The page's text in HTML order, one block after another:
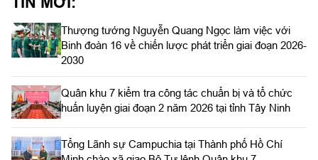
Thượng tướng Nguyễn Quang Ngọc làm việc với
Binh đoàn 16 về chiến lược phát triển giai đoạn 2026-
2030
Quân khu 7 kiểm tra công tác chuẩn bị và tổ chức
huấn luyện giai đoạn 2 năm 2026 tại tỉnh Tây Ninh
Tổng Lãnh sự Campuchia tại Thành phố Hồ Chí